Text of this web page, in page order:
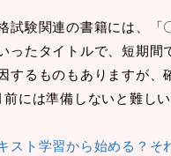
試験関連の書籍には、「
ったタイトルで、短期間
するものもありますが、
には準備しないと難しい
スト学習から始める？そ